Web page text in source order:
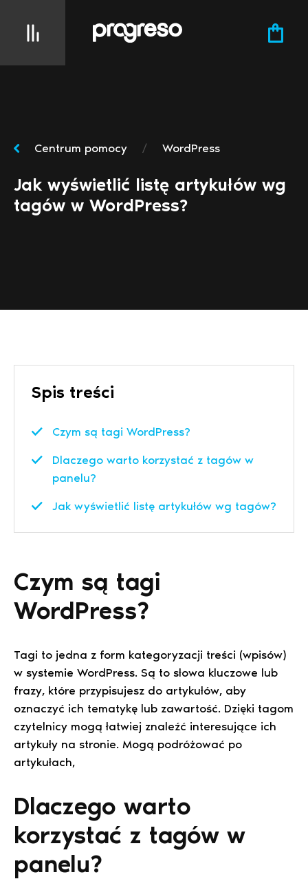
Centrum pomocy / WordPress
Jak wyświetlić listę artykułów wg
tagów w WordPress?
Spis treści
Czym są tagi WordPress?
Dlaczego warto korzystać z tagów w
panelu?
Jak wyświetlić listę artykułów wg tagów?
Czym są tagi
WordPress?
Tagi to jedna z form kategoryzacji treści (wpisów)
w systemie WordPress. Są to słowa kluczowe lub
frazy, które przypisujesz do artykułów, aby
oznaczyć ich tematykę lub zawartość. Dzięki tagom
czytelnicy mogą łatwiej znaleźć interesujące ich
artykuły na stronie. Mogą podróżować po
artykułach,
Dlaczego warto
korzystać z tagów w
panelu?